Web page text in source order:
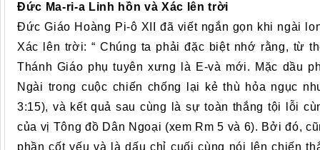
Đức Ma-ri-a Linh hồn và Xác lên trời
Đức Giáo Hoàng Pi-ô XII đã viết ngắn gọn khi ngài
Xác lên trời: “ Chúng ta phải đặc biệt nhớ rằng, từ
Thánh Giáo phụ tuyên xưng là E-và mới. Mặc dầu
Ngài trong cuộc chiến chống lại kẻ thù hỏa ngục
3:15), và kết quả sau cùng là sự toàn thắng tội lỗi
của vị Tông đồ Dân Ngoại (xem Rm 5 và 6). Bởi đó,
phần cốt yếu và là dấu chỉ cuối cùng nói lên chiến